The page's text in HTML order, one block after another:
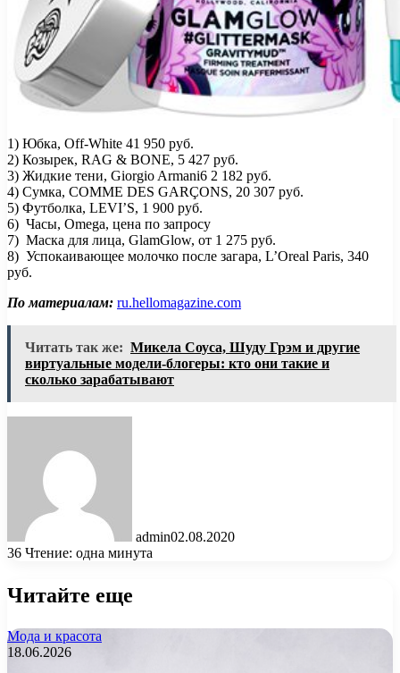
1) Юбка, Off-White 41 950 руб.
2) Козырек, RAG & BONE, 5 427 руб.
3) Жидкие тени, Giorgio Armani6 2 182 руб.
4) Сумка, COMME DES GARÇONS, 20 307 руб.
5) Футболка, LEVI’S, 1 900 руб.
6) Часы, Omega, цена по запросу
7) Маска для лица, GlamGlow, от 1 275 руб.​
8) Успокаивающее молочко после загара, L’Oreal Paris, 340
руб.
По материалам: ru.hellomagazine.com
Читать так же: Микела Соуса, Шуду Грэм и другие
виртуальные модели-блогеры: кто они такие и
сколько зарабатывают
admin02.08.2020
36 Чтение: одна минута
Читайте еще
Мода и красота
18.06.2026